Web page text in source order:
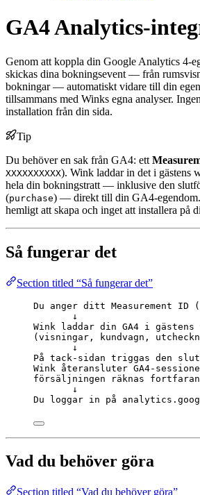
GA4 Analytics-
Genom att koppla din Google Analytics 4-
skickas dina bokningsevent — från
bokningar — automatiskt vidare till din
tillsammans med Winks egna analyser.
installation från din sida.
Tip
Du behöver en sak från GA4: ett
XXXXXXXXXX). Wink laddar in det i gästens
hela din bokningstratt — inklusive den
(purchase) — direkt till din GA4-
hemligt att skapa och inget att installera på
Så fungerar det
Section titled “Så fungerar det”
Du anger ditt Measurement ID
↓
Wink laddar din GA4 i gästens
(visningar, kundvagn,
↓
På tack-sidan triggas den
Wink återansluter GA4-
försäljningen räknas
↓
Du loggar in på
Vad du behöver göra
Section titled “Vad du behöver göra”